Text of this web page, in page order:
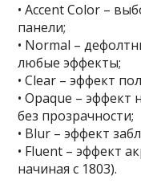
• Accent Color –
панели;
• Normal –
любые эффекты;
• Clear – эффект
• Opaque –
без прозрачности;
• Blur – эффект
• Fluent – эффект
начиная с 1803).